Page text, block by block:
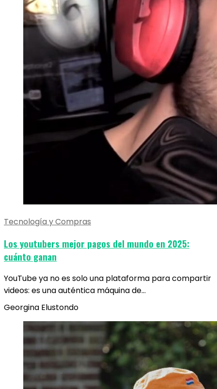
Tecnología y Compras
Los youtubers mejor pagos del mundo en 2025:
cuánto ganan
YouTube ya no es solo una plataforma para compartir
videos: es una auténtica máquina de…
Georgina Elustondo